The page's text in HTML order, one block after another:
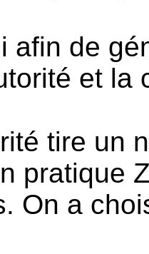
afin de
et la
tire un
pratique
On a